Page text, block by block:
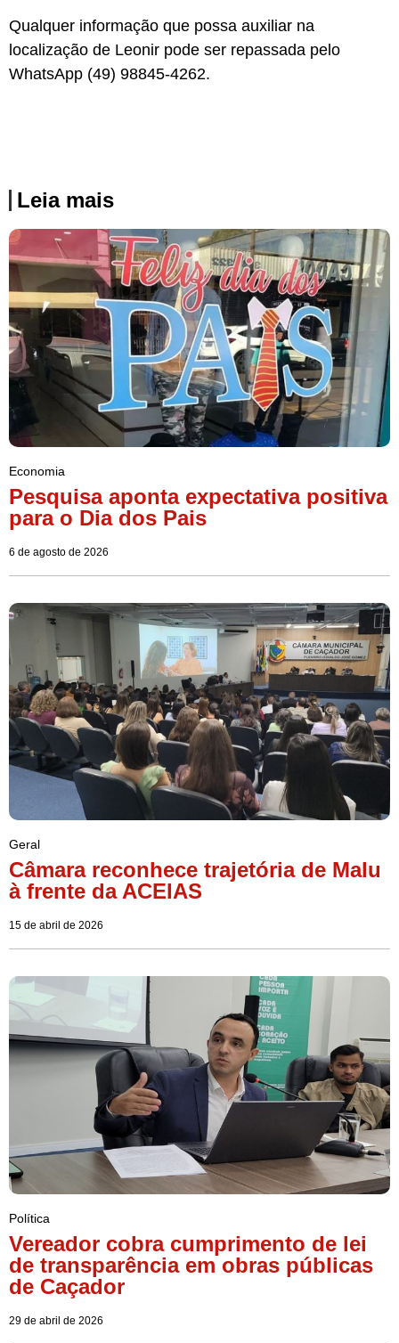
Qualquer informação que possa auxiliar na
localização de Leonir pode ser repassada pelo
WhatsApp (49) 98845-4262.
Leia mais
Economia
Pesquisa aponta expectativa positiva
para o Dia dos Pais
6 de agosto de 2026
Geral
Câmara reconhece trajetória de Malu
à frente da ACEIAS
15 de abril de 2026
Política
Vereador cobra cumprimento de lei
de transparência em obras públicas
de Caçador
29 de abril de 2026